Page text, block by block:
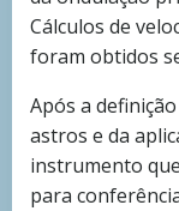
Cálculos de
foram obtidos
Após a
astros e da
instrumento
para